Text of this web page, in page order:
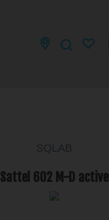
SQLAB
Sattel 602 M-D active